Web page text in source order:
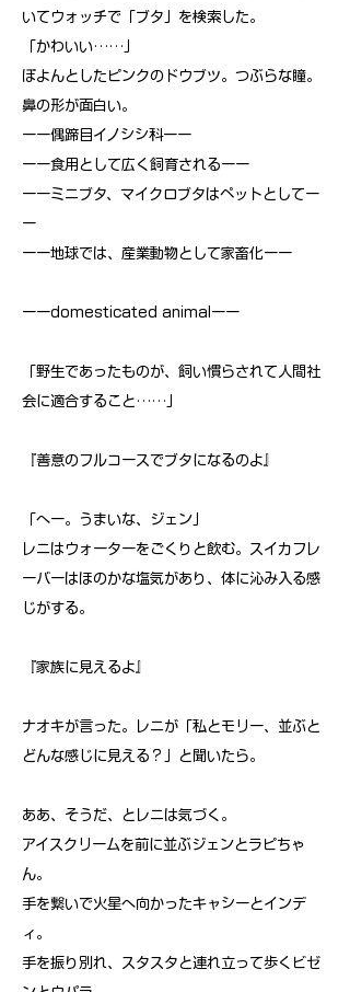
いてウォッチで「ブタ」を検索した。
「かわいい……」
ぽよんとしたピンクのドウブツ。つぶらな瞳。
鼻の形が面白い。
ーー偶蹄目イノシシ科ーー
ーー食用として広く飼育されるーー
ーーミニブタ、マイクロブタはペットとしてー
ー
ーー地球では、産業動物として家畜化ーー
ーーdomesticated animalーー
「野生であったものが、飼い慣らされて人間社
会に適合すること……」
『善意のフルコースでブタになるのよ』
「へー。うまいな、ジェン」
レニはウォーターをごくりと飲む。スイカフレ
ーバーはほのかな塩気があり、体に沁み入る感
じがする。
『家族に見えるよ』
ナオキが言った。レニが「私とモリー、並ぶと
どんな感じに見える？」と聞いたら。
ああ、そうだ、とレニは気づく。
アイスクリームを前に並ぶジェンとラピちゃ
ん。
手を繋いで火星へ向かったキャシーとインデ
ィ。
手を振り別れ、スタスタと連れ立って歩くビゼ